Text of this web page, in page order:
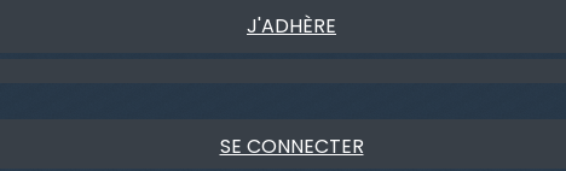
J'ADHÈRE
SE CONNECTER